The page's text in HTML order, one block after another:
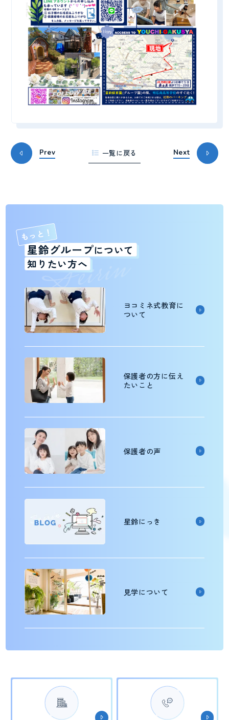
Prev 一覧に戻る Next
Se
i
r
i
n
もっと！
星鈴グループについて
知りたい方へ
ヨコミネ式教育に
ついて
保護者の方に伝え
たいこと
保護者の声
星鈴にっき
見学について